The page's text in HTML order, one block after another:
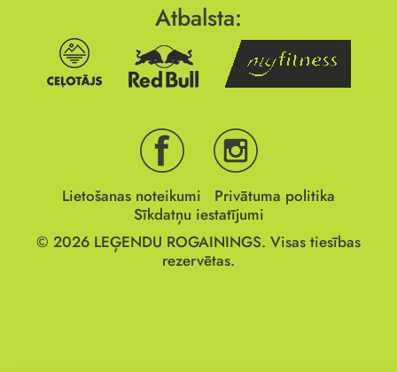
Atbalsta:
Lietošanas noteikumi
Privātuma politika
Sīkdatņu iestatījumi
© 2026 LEĢENDU ROGAININGS. Visas tiesības
rezervētas.